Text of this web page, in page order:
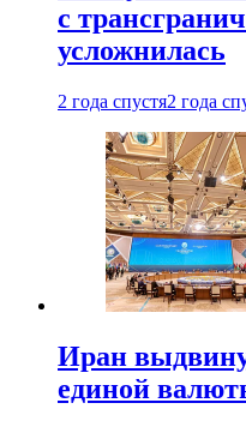
с
усложнилась
2 года спустя2 года
Иран
единой